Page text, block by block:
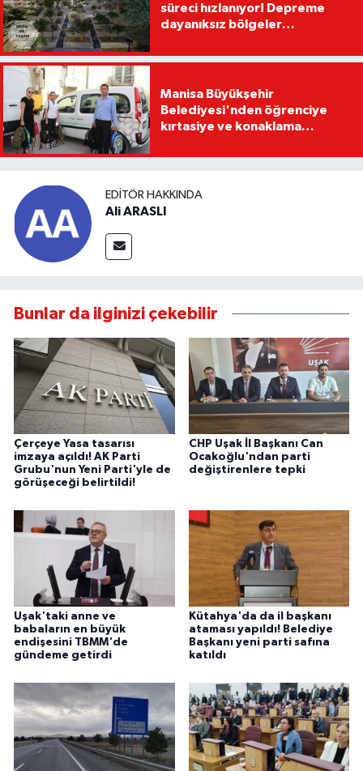
süreci hızlanıyor! Depreme
dayanıksız bölgeler
Manisa Büyükşehir
Belediyesi'nden öğrenciye
kırtasiye ve konaklama
EDITÖR HAKKINDA
Ali ARASLI
Bunlar da ilginizi çekebilir
Çerçeye Yasa tasarısı
imzaya açıldı! AK Parti
Grubu'nun Yeni Parti'yle de
görüşeceği belirtildi!
CHP Uşak İl Başkanı Can
Ocakoğlu'ndan parti
değiştirenlere tepki
Uşak'taki anne ve
babaların en büyük
endişesini TBMM'de
gündeme getirdi
Kütahya'da da il başkanı
ataması yapıldı! Belediye
Başkanı yeni parti safına
katıldı